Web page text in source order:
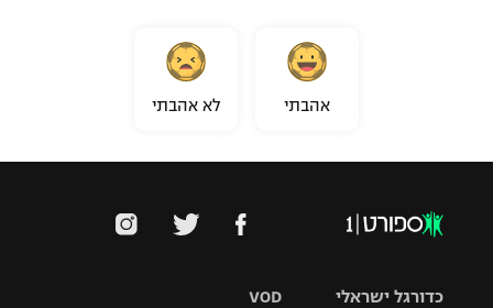
אהבתי לא אהבתי
VOD כדורגל ישראלי